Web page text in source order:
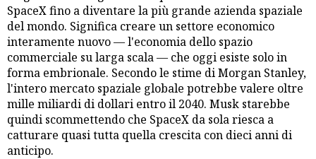
SpaceX fino a diventare la più grande azienda spaziale
del mondo. Significa creare un settore economico
interamente nuovo — l'economia dello spazio
commerciale su larga scala — che oggi esiste solo in
forma embrionale. Secondo le stime di Morgan Stanley,
l'intero mercato spaziale globale potrebbe valere oltre
mille miliardi di dollari entro il 2040. Musk starebbe
quindi scommettendo che SpaceX da sola riesca a
catturare quasi tutta quella crescita con dieci anni di
anticipo.